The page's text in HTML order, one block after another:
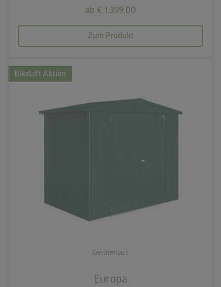
ab € 1.399,00
Zum Produkt
Gerätehaus
Europa
4 Farbvariationen
Beste Sicherheitsstandards
BikeLift Aktion